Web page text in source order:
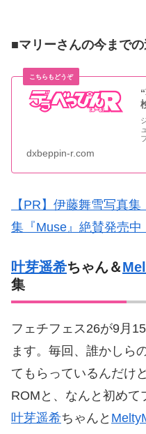
■マリーさんの今まで
dxbeppin-r.com
【PR】伊藤舞雪写真集
集『Muse』絶賛発売中
叶芽遥希ちゃん＆
集
フェチフェス26が9月
ます。毎回、誰かしら
てもらっているんだけ
ROMと、なんと初めて
叶芽遥希ちゃんと